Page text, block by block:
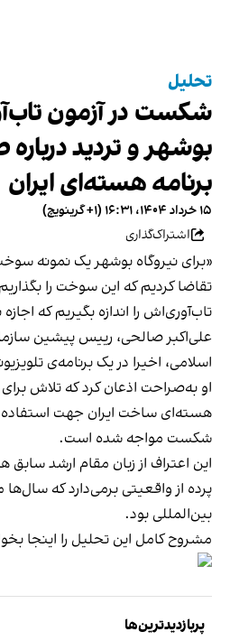
تحلیل
شکست در آزمون
بوشهر و تردید
برنامه هسته‌ای ایران
۱۵ خرداد ۱۴۰۴، ۱۶:۳۱ (‎+۱ گرینویچ)
اشتراک‌گذاری
«برای نیروگاه بوشهر یک نمونه
تقاضا کردیم که این سوخت را
تاب‌آوری‌اش را اندازه بگیریم که
علی‌اکبر صالحی، رییس پیشین
اسلامی، اخیرا در یک برنامه‌ی
او به‌صراحت اذعان کرد که تلاش
هسته‌ای ساخت ایران جهت استفاده
شکست مواجه شده است.
این اعتراف از زبان مقام ارشد
پرده از واقعیتی برمی‌دارد که سال‌ها
بین‌المللی بود.
مشروح کامل این تحلیل را اینجا
پربازدیدترین‌ها